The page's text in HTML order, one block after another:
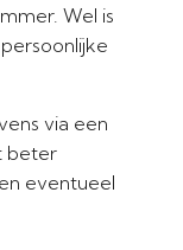
Wel is
via een
beter
eventueel